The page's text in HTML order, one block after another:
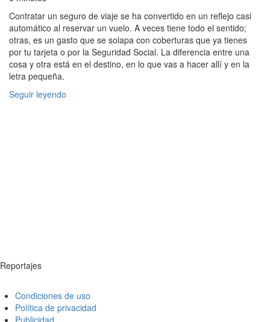
Contratar un seguro de viaje se ha convertido en un reflejo casi
automático al reservar un vuelo. A veces tiene todo el sentido;
otras, es un gasto que se solapa con coberturas que ya tienes
por tu tarjeta o por la Seguridad Social. La diferencia entre una
cosa y otra está en el destino, en lo que vas a hacer allí y en la
letra pequeña.
Seguir leyendo
Reportajes
Condiciones de uso
Política de privacidad
Publicidad